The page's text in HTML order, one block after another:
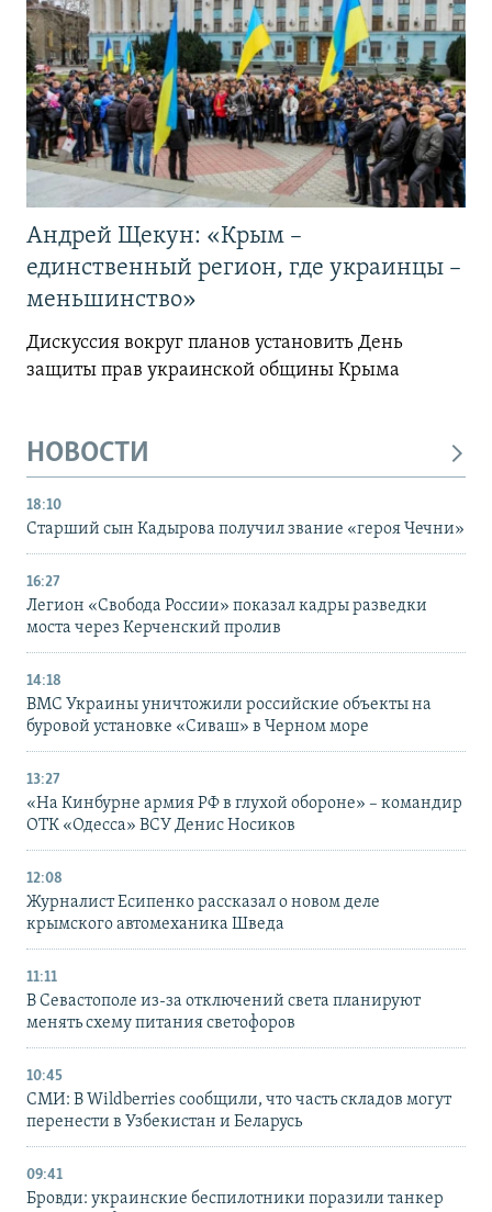
Андрей Щекун: «Крым –
единственный регион, где украинцы –
меньшинство»
Дискуссия вокруг планов установить День
защиты прав украинской общины Крыма
НОВОСТИ
18:10
Старший сын Кадырова получил звание «героя Чечни»
16:27
Легион «Свобода России» показал кадры разведки
моста через Керченский пролив
14:18
ВМС Украины уничтожили российские объекты на
буровой установке «Сиваш» в Черном море
13:27
«На Кинбурне армия РФ в глухой обороне» – командир
ОТК «Одесса» ВСУ Денис Носиков
12:08
Журналист Есипенко рассказал о новом деле
крымского автомеханика Шведа
11:11
В Севастополе из-за отключений света планируют
менять схему питания светофоров
10:45
СМИ: В Wildberries сообщили, что часть складов могут
перенести в Узбекистан и Беларусь
09:41
Бровди: украинские беспилотники поразили танкер